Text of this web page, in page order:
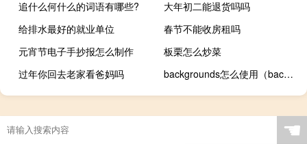
追什么何什么的词语有哪些?
大年初二能退货吗吗
给排水最好的就业单位
春节不能收房租吗
元宵节电子手抄报怎么制作
板栗怎么炒菜
过年你回去老家看爸妈吗
backgrounds怎么使用（backgrounder怎么用）
☚